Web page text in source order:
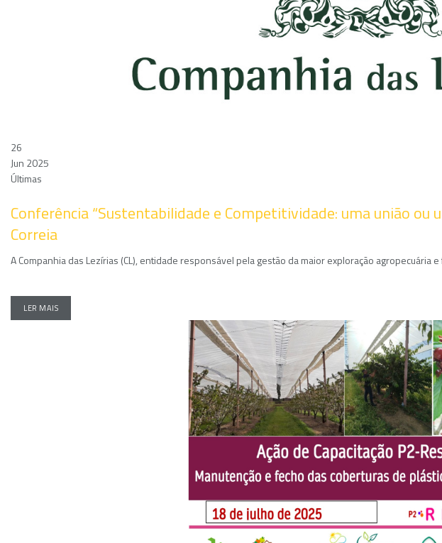
26
Jun 2025
Últimas
Conferência “Sustentabilidade e Competitividade: uma união
Correia
A Companhia das Lezírias (CL), entidade responsável pela gestão da maior exploração agropecuária
LER MAIS